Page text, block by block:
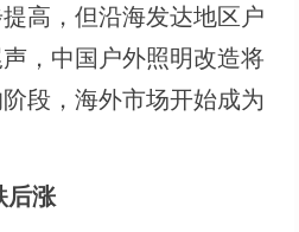
高，但沿海发达地区户
，中国户外照明改造将
段，海外市场开始成为
后涨